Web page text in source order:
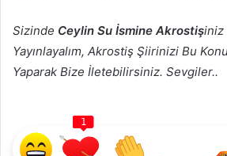
Sizinde Ceylin Su İsmine Akrostişiniz
Yayınlayalım, Akrostiş Şiirinizi Bu
Yaparak Bize İletebilirsiniz. Sevgiler..
1